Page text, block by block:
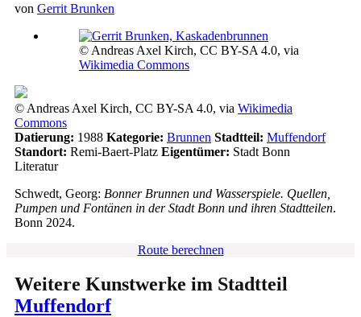
von Gerrit Brunken
© Andreas Axel Kirch, CC BY-SA 4.0, via
Wikimedia Commons
© Andreas Axel Kirch, CC BY-SA 4.0, via Wikimedia
Commons
Datierung: 1988 Kategorie: Brunnen Stadtteil: Muffendorf
Standort: Remi-Baert-Platz Eigentümer: Stadt Bonn
Literatur
Schwedt, Georg: Bonner Brunnen und Wasserspiele. Quellen,
Pumpen und Fontänen in der Stadt Bonn und ihren Stadtteilen.
Bonn 2024.
Route berechnen
Weitere Kunstwerke im Stadtteil
Muffendorf